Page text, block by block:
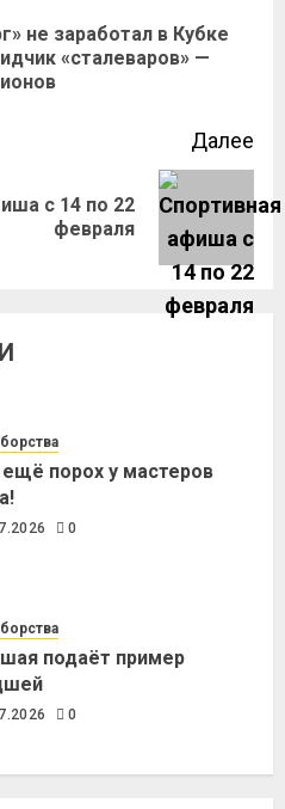
не заработал в Кубке
«сталеваров» —
Далее
с 14 по 22
февраля
ещё порох у мастеров
0
подаёт пример
0